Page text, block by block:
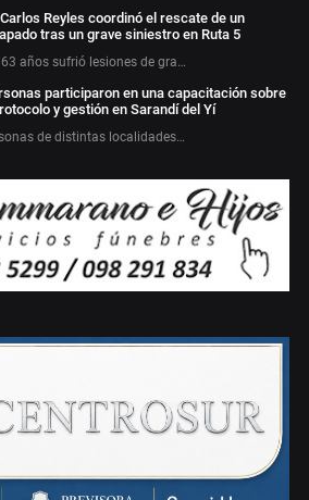
Reyles coordinó el rescate de un
tras un grave siniestro en Ruta 5
años sufrió lesiones de gra…
participaron en una capacitación sobre
y gestión en Sarandí del Yí
de distintas localidades…